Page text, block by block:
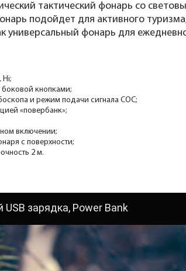
тактический фонарь со
подойдет для активного
универсальный фонарь для
Hi;
боковой кнопками;
и режим подачи сигнала СОС;
«повербанк»;
включении;
с поверхности;
2 м.
зарядка, Power Bank